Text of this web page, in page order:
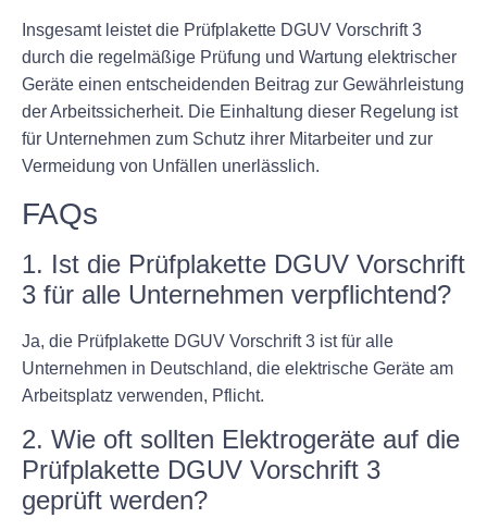
Insgesamt leistet die Prüfplakette DGUV Vorschrift 3
durch die regelmäßige Prüfung und Wartung elektrischer
Geräte einen entscheidenden Beitrag zur Gewährleistung
der Arbeitssicherheit. Die Einhaltung dieser Regelung ist
für Unternehmen zum Schutz ihrer Mitarbeiter und zur
Vermeidung von Unfällen unerlässlich.
FAQs
1. Ist die Prüfplakette DGUV Vorschrift
3 für alle Unternehmen verpflichtend?
Ja, die Prüfplakette DGUV Vorschrift 3 ist für alle
Unternehmen in Deutschland, die elektrische Geräte am
Arbeitsplatz verwenden, Pflicht.
2. Wie oft sollten Elektrogeräte auf die
Prüfplakette DGUV Vorschrift 3
geprüft werden?